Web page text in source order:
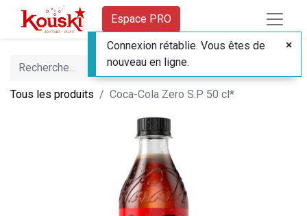
Espace PRO
Tous les produits Coca-Cola Zero S.P 50 cl*
Connexion rétablie. Vous êtes de
nouveau en ligne.